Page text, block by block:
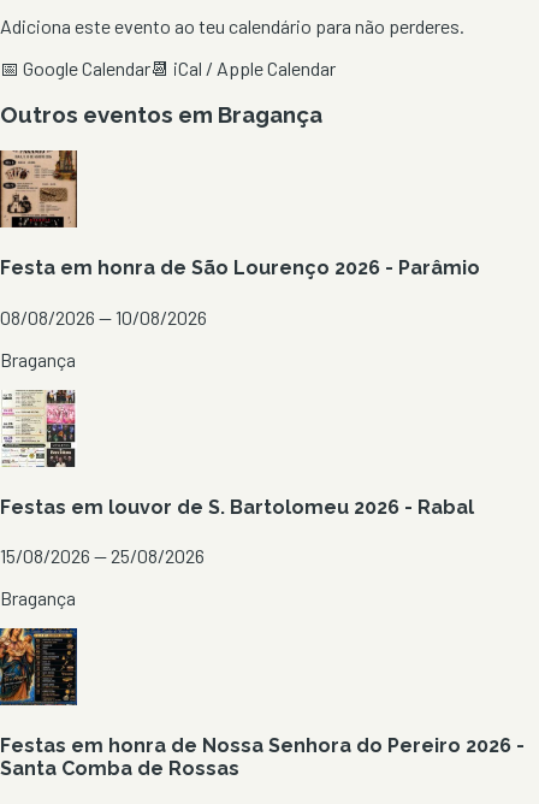
Adiciona este evento ao teu calendário para não perderes.
📅 Google Calendar📆 iCal / Apple Calendar
Outros eventos em Bragança
Festa em honra de São Lourenço 2026 - Parâmio
08/08/2026 — 10/08/2026
Bragança
Festas em louvor de S. Bartolomeu 2026 - Rabal
15/08/2026 — 25/08/2026
Bragança
Festas em honra de Nossa Senhora do Pereiro 2026 -
Santa Comba de Rossas